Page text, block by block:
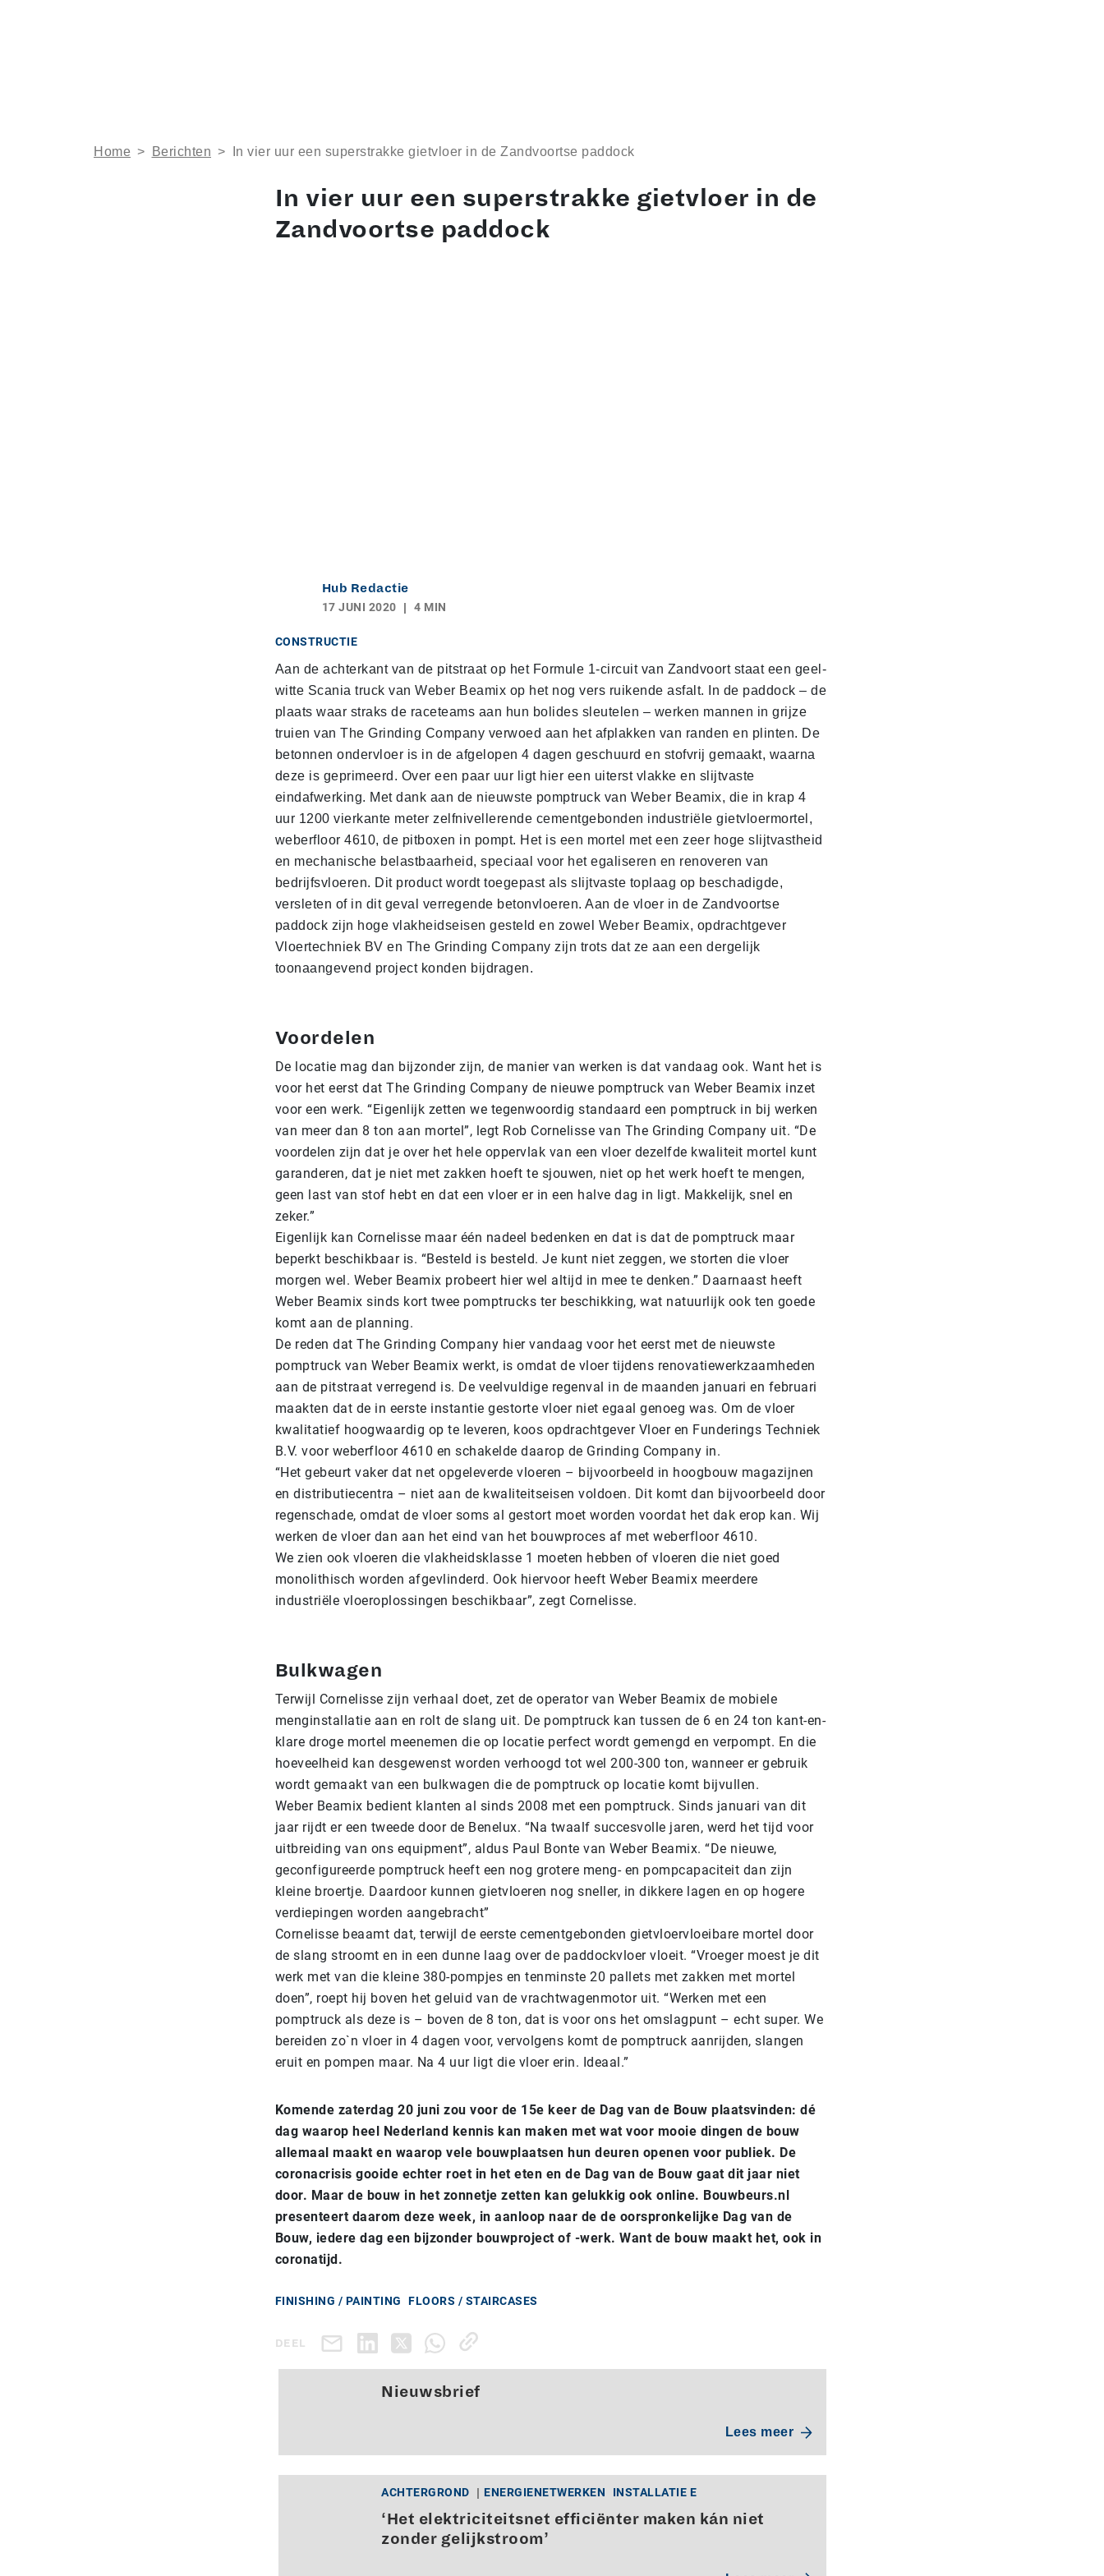
Home > Berichten > In vier uur een superstrakke gietvloer in de Zandvoortse paddock
In vier uur een superstrakke gietvloer in de
Zandvoortse paddock
Hub Redactie
17 JUNI 2020
4 MIN
CONSTRUCTIE
Aan de achterkant van de pitstraat op het Formule 1-circuit van Zandvoort staat een geel-
witte Scania truck van Weber Beamix op het nog vers ruikende asfalt. In de paddock – de
plaats waar straks de raceteams aan hun bolides sleutelen – werken mannen in grijze
truien van The Grinding Company verwoed aan het afplakken van randen en plinten. De
betonnen ondervloer is in de afgelopen 4 dagen geschuurd en stofvrij gemaakt, waarna
deze is geprimeerd. Over een paar uur ligt hier een uiterst vlakke en slijtvaste
eindafwerking. Met dank aan de nieuwste pomptruck van Weber Beamix, die in krap 4
uur 1200 vierkante meter zelfnivellerende cementgebonden industriële gietvloermortel,
weberfloor 4610, de pitboxen in pompt. Het is een mortel met een zeer hoge slijtvastheid
en mechanische belastbaarheid, speciaal voor het egaliseren en renoveren van
bedrijfsvloeren. Dit product wordt toegepast als slijtvaste toplaag op beschadigde,
versleten of in dit geval verregende betonvloeren. Aan de vloer in de Zandvoortse
paddock zijn hoge vlakheidseisen gesteld en zowel Weber Beamix, opdrachtgever
Vloertechniek BV en The Grinding Company zijn trots dat ze aan een dergelijk
toonaangevend project konden bijdragen.
Voordelen
De locatie mag dan bijzonder zijn, de manier van werken is dat vandaag ook. Want het is
voor het eerst dat The Grinding Company de nieuwe pomptruck van Weber Beamix inzet
voor een werk. “Eigenlijk zetten we tegenwoordig standaard een pomptruck in bij werken
van meer dan 8 ton aan mortel”, legt Rob Cornelisse van The Grinding Company uit. “De
voordelen zijn dat je over het hele oppervlak van een vloer dezelfde kwaliteit mortel kunt
garanderen, dat je niet met zakken hoeft te sjouwen, niet op het werk hoeft te mengen,
geen last van stof hebt en dat een vloer er in een halve dag in ligt. Makkelijk, snel en
zeker.”
Eigenlijk kan Cornelisse maar één nadeel bedenken en dat is dat de pomptruck maar
beperkt beschikbaar is. “Besteld is besteld. Je kunt niet zeggen, we storten die vloer
morgen wel. Weber Beamix probeert hier wel altijd in mee te denken.” Daarnaast heeft
Weber Beamix sinds kort twee pomptrucks ter beschikking, wat natuurlijk ook ten goede
komt aan de planning.
De reden dat The Grinding Company hier vandaag voor het eerst met de nieuwste
pomptruck van Weber Beamix werkt, is omdat de vloer tijdens renovatiewerkzaamheden
aan de pitstraat verregend is. De veelvuldige regenval in de maanden januari en februari
maakten dat de in eerste instantie gestorte vloer niet egaal genoeg was. Om de vloer
kwalitatief hoogwaardig op te leveren, koos opdrachtgever Vloer en Funderings Techniek
B.V. voor weberfloor 4610 en schakelde daarop de Grinding Company in.
“Het gebeurt vaker dat net opgeleverde vloeren – bijvoorbeeld in hoogbouw magazijnen
en distributiecentra – niet aan de kwaliteitseisen voldoen. Dit komt dan bijvoorbeeld door
regenschade, omdat de vloer soms al gestort moet worden voordat het dak erop kan. Wij
werken de vloer dan aan het eind van het bouwproces af met weberfloor 4610.
We zien ook vloeren die vlakheidsklasse 1 moeten hebben of vloeren die niet goed
monolithisch worden afgevlinderd. Ook hiervoor heeft Weber Beamix meerdere
industriële vloeroplossingen beschikbaar”, zegt Cornelisse.
Bulkwagen
Terwijl Cornelisse zijn verhaal doet, zet de operator van Weber Beamix de mobiele
menginstallatie aan en rolt de slang uit. De pomptruck kan tussen de 6 en 24 ton kant-en-
klare droge mortel meenemen die op locatie perfect wordt gemengd en verpompt. En die
hoeveelheid kan desgewenst worden verhoogd tot wel 200-300 ton, wanneer er gebruik
wordt gemaakt van een bulkwagen die de pomptruck op locatie komt bijvullen.
Weber Beamix bedient klanten al sinds 2008 met een pomptruck. Sinds januari van dit
jaar rijdt er een tweede door de Benelux. “Na twaalf succesvolle jaren, werd het tijd voor
uitbreiding van ons equipment”, aldus Paul Bonte van Weber Beamix. “De nieuwe,
geconfigureerde pomptruck heeft een nog grotere meng- en pompcapaciteit dan zijn
kleine broertje. Daardoor kunnen gietvloeren nog sneller, in dikkere lagen en op hogere
verdiepingen worden aangebracht”
Cornelisse beaamt dat, terwijl de eerste cementgebonden gietvloervloeibare mortel door
de slang stroomt en in een dunne laag over de paddockvloer vloeit. “Vroeger moest je dit
werk met van die kleine 380-pompjes en tenminste 20 pallets met zakken met mortel
doen”, roept hij boven het geluid van de vrachtwagenmotor uit. “Werken met een
pomptruck als deze is – boven de 8 ton, dat is voor ons het omslagpunt – echt super. We
bereiden zo`n vloer in 4 dagen voor, vervolgens komt de pomptruck aanrijden, slangen
eruit en pompen maar. Na 4 uur ligt die vloer erin. Ideaal.”
Komende zaterdag 20 juni zou voor de 15e keer de Dag van de Bouw plaatsvinden: dé
dag waarop heel Nederland kennis kan maken met wat voor mooie dingen de bouw
allemaal maakt en waarop vele bouwplaatsen hun deuren openen voor publiek. De
coronacrisis gooide echter roet in het eten en de Dag van de Bouw gaat dit jaar niet
door. Maar de bouw in het zonnetje zetten kan gelukkig ook online. Bouwbeurs.nl
presenteert daarom deze week, in aanloop naar de de oorspronkelijke Dag van de
Bouw, iedere dag een bijzonder bouwproject of -werk. Want de bouw maakt het, ook in
coronatijd.
FINISHING / PAINTING FLOORS / STAIRCASES
DEEL
Nieuwsbrief
Lees meer
ACHTERGROND ENERGIENETWERKEN INSTALLATIE E
‘Het elektriciteitsnet efficiënter maken kán niet
zonder gelijkstroom’